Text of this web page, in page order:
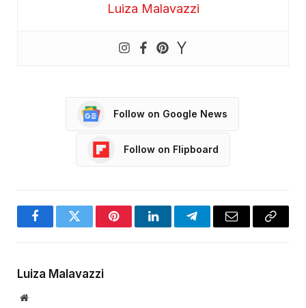
Luiza Malavazzi
Follow on Google News
Follow on Flipboard
FacebookTwitter PinterestLinkedInTelegramEmail
Copy
Luiza Malavazzi
Website